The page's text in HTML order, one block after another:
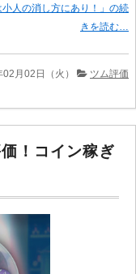
小人の消し方にあり！」の続
きを読む…
月02日（火） ツム評価
！コイン稼ぎ